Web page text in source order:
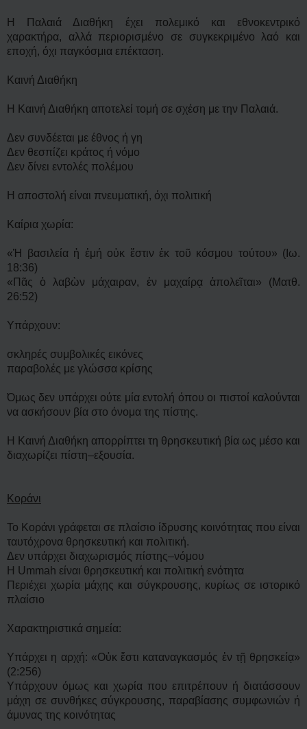
Η Παλαιά Διαθήκη έχει πολεμικό και εθνοκεντρικό
χαρακτήρα, αλλά περιορισμένο σε συγκεκριμένο λαό και
εποχή, όχι παγκόσμια επέκταση.
Καινή Διαθήκη
Η Καινή Διαθήκη αποτελεί τομή σε σχέση με την Παλαιά.
Δεν συνδέεται με έθνος ή γη
Δεν θεσπίζει κράτος ή νόμο
Δεν δίνει εντολές πολέμου
Η αποστολή είναι πνευματική, όχι πολιτική
Καίρια χωρία:
«Ἡ βασιλεία ἡ ἐμή οὐκ ἔστιν ἐκ τοῦ κόσμου τούτου» (Ιω.
18:36)
«Πᾶς ὁ λαβὼν μάχαιραν, ἐν μαχαίρᾳ ἀπολεῖται» (Ματθ.
26:52)
Υπάρχουν:
σκληρές συμβολικές εικόνες
παραβολές με γλώσσα κρίσης
Όμως δεν υπάρχει ούτε μία εντολή όπου οι πιστοί καλούνται
να ασκήσουν βία στο όνομα της πίστης.
Η Καινή Διαθήκη απορρίπτει τη θρησκευτική βία ως μέσο και
διαχωρίζει πίστη–εξουσία.
Κοράνι
Το Κοράνι γράφεται σε πλαίσιο ίδρυσης κοινότητας που είναι
ταυτόχρονα θρησκευτική και πολιτική.
Δεν υπάρχει διαχωρισμός πίστης–νόμου
Η Ummah είναι θρησκευτική και πολιτική ενότητα
Περιέχει χωρία μάχης και σύγκρουσης, κυρίως σε ιστορικό
πλαίσιο
Χαρακτηριστικά σημεία:
Υπάρχει η αρχή: «Οὐκ ἔστι καταναγκασμός ἐν τῇ θρησκείᾳ»
(2:256)
Υπάρχουν όμως και χωρία που επιτρέπουν ή διατάσσουν
μάχη σε συνθήκες σύγκρουσης, παραβίασης συμφωνιών ή
άμυνας της κοινότητας